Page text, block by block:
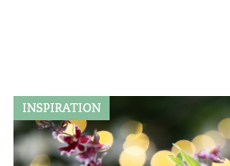
INSPIRATION